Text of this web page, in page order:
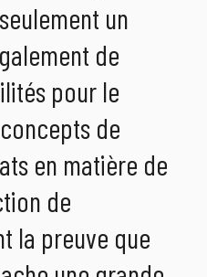
un
de
pour le
de
en matière de
de
la preuve que